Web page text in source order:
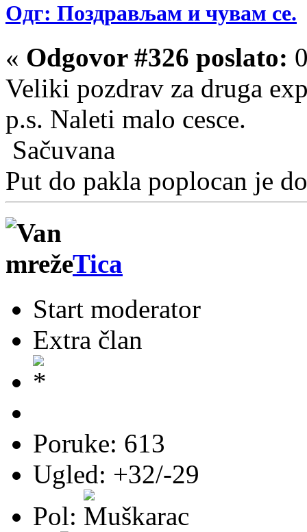
Одг: Поздрављам и чувам се.
« Odgovor #326 poslato:
Veliki pozdrav za druga
p.s. Naleti malo cesce.
Sačuvana
Put do pakla poplocan je
Tica
Start moderator
Extra član
Poruke: 613
Ugled: +32/-29
Pol: